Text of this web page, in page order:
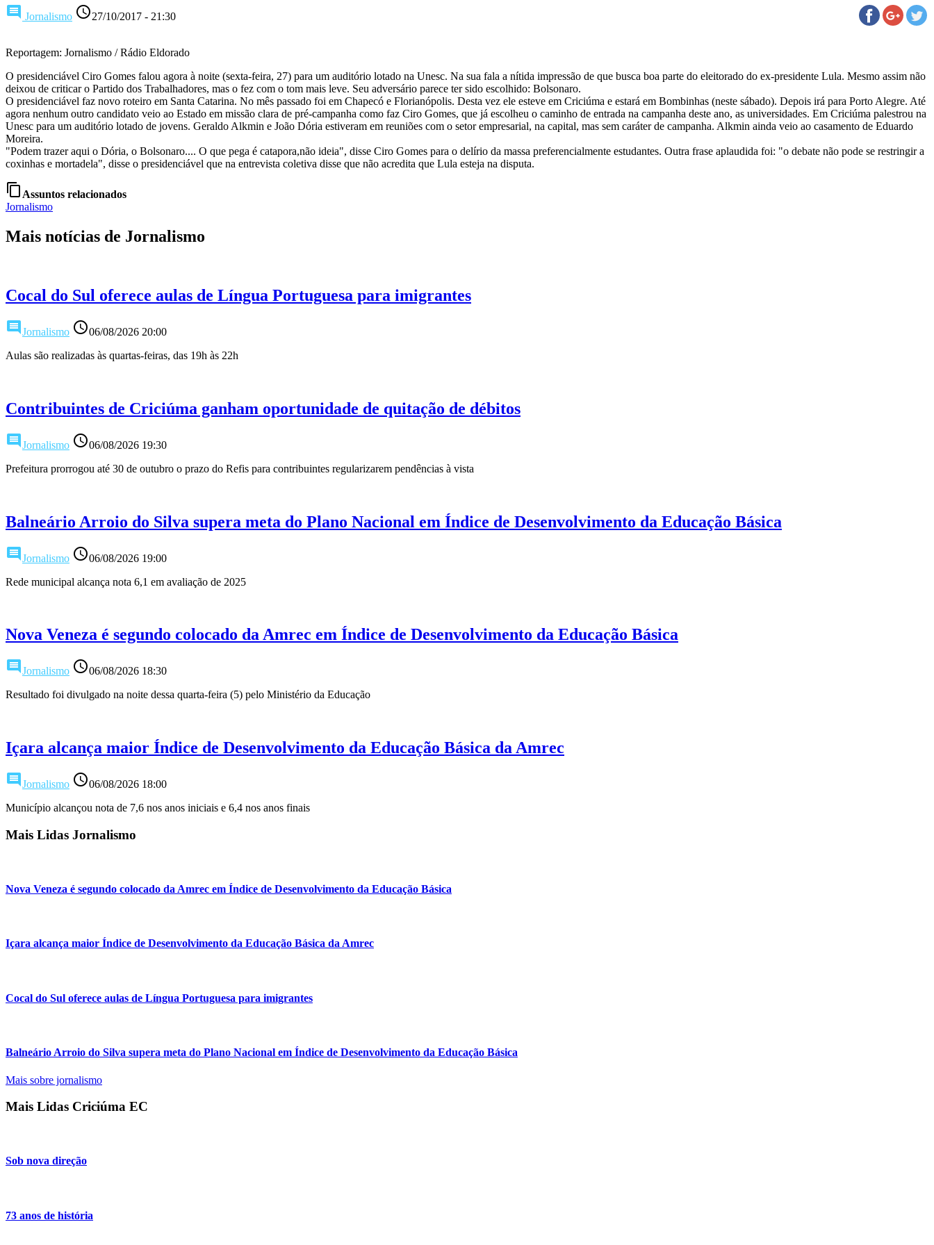
comment Jornalismo access_time27/10/2017 - 21:30
Reportagem: Jornalismo / Rádio Eldorado
O presidenciável Ciro Gomes falou agora à noite (sexta-feira, 27) para um auditório lotado na Unesc. Na sua fala a nítida impressão de que busca boa parte do eleitorado do ex-presidente Lula. Mesmo assim não
deixou de criticar o Partido dos Trabalhadores, mas o fez com o tom mais leve. Seu adversário parece ter sido escolhido: Bolsonaro.
O presidenciável faz novo roteiro em Santa Catarina. No mês passado foi em Chapecó e Florianópolis. Desta vez ele esteve em Criciúma e estará em Bombinhas (neste sábado). Depois irá para Porto Alegre. Até
agora nenhum outro candidato veio ao Estado em missão clara de pré-campanha como faz Ciro Gomes, que já escolheu o caminho de entrada na campanha deste ano, as universidades. Em Criciúma palestrou na
Unesc para um auditório lotado de jovens. Geraldo Alkmin e João Dória estiveram em reuniões com o setor empresarial, na capital, mas sem caráter de campanha. Alkmin ainda veio ao casamento de Eduardo
Moreira.
"Podem trazer aqui o Dória, o Bolsonaro.... O que pega é catapora,não ideia", disse Ciro Gomes para o delírio da massa preferencialmente estudantes. Outra frase aplaudida foi: "o debate não pode se restringir a
coxinhas e mortadela", disse o presidenciável que na entrevista coletiva disse que não acredita que Lula esteja na disputa.
content_copy Assuntos relacionados
Jornalismo
Mais notícias de Jornalismo
Cocal do Sul oferece aulas de Língua Portuguesa para imigrantes
comment Jornalismo access_time06/08/2026 20:00
Aulas são realizadas às quartas-feiras, das 19h às 22h
Contribuintes de Criciúma ganham oportunidade de quitação de débitos
comment Jornalismo access_time06/08/2026 19:30
Prefeitura prorrogou até 30 de outubro o prazo do Refis para contribuintes regularizarem pendências à vista
Balneário Arroio do Silva supera meta do Plano Nacional em Índice de Desenvolvimento da Educação Básica
comment Jornalismo access_time06/08/2026 19:00
Rede municipal alcança nota 6,1 em avaliação de 2025
Nova Veneza é segundo colocado da Amrec em Índice de Desenvolvimento da Educação Básica
comment Jornalismo access_time06/08/2026 18:30
Resultado foi divulgado na noite dessa quarta-feira (5) pelo Ministério da Educação
Içara alcança maior Índice de Desenvolvimento da Educação Básica da Amrec
comment Jornalismo access_time06/08/2026 18:00
Município alcançou nota de 7,6 nos anos iniciais e 6,4 nos anos finais
Mais Lidas Jornalismo
Nova Veneza é segundo colocado da Amrec em Índice de Desenvolvimento da Educação Básica
Içara alcança maior Índice de Desenvolvimento da Educação Básica da Amrec
Cocal do Sul oferece aulas de Língua Portuguesa para imigrantes
Balneário Arroio do Silva supera meta do Plano Nacional em Índice de Desenvolvimento da Educação Básica
Mais sobre jornalismo
Mais Lidas Criciúma EC
Sob nova direção
73 anos de história